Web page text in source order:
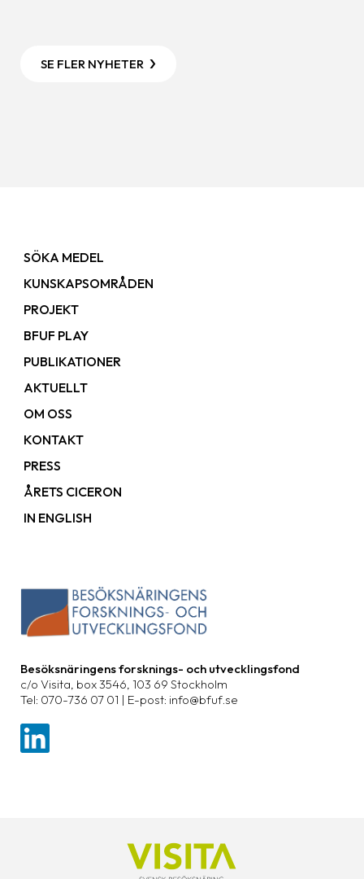
SE FLER NYHETER
Besöksnäringens forsknings- och utvecklingsfond
c/o Visita, box 3546, 103 69 Stockholm
Tel: 070-736 07 01 | E-post: info@bfuf.se
SÖKA MEDEL
KUNSKAPSOMRÅDEN
PROJEKT
BFUF PLAY
PUBLIKATIONER
AKTUELLT
OM OSS
KONTAKT
PRESS
ÅRETS CICERON
IN ENGLISH